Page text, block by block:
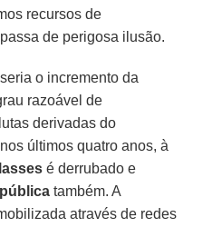
recursos de
de perigosa ilusão.
o incremento da
razoável de
derivadas do
últimos quatro anos, à
é derrubado e
também. A
através de redes